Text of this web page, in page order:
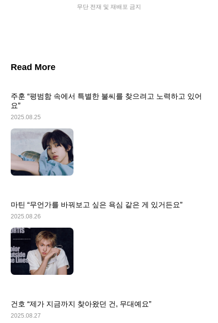
무단 전재 및 재배포 금지
Read More
주훈 “평범함 속에서 특별한 불씨를 찾으려고 노력하고 있어
요”
2025.08.25
마틴 “무언가를 바꿔보고 싶은 욕심 같은 게 있거든요”
2025.08.26
건호 “제가 지금까지 찾아왔던 건, 무대예요”
2025.08.27